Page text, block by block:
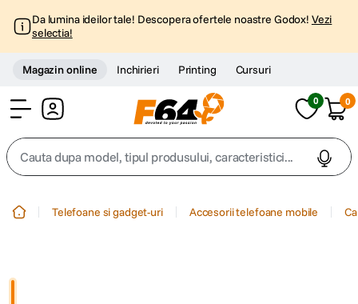
Da lumina ideilor tale! Descopera ofertele noastre Godox! Vezi
selectia!
Magazin online Inchirieri Printing Cursuri
0 0
Cauta dupa model, tipul produsului, caracteristici...
Telefoane si gadget-uri Accesorii telefoane mobile